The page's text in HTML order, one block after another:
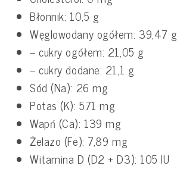
Błonnik: 10,5 g
Węglowodany ogółem: 39,47 g
– cukry ogółem: 21,05 g
– cukry dodane: 21,1 g
Sód (Na): 26 mg
Potas (K): 571 mg
Wapń (Ca): 139 mg
Żelazo (Fe): 7,89 mg
Witamina D (D2 + D3): 105 IU